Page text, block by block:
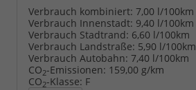
Verbrauch kombiniert: 7,00 l/100km
Verbrauch Innenstadt: 9,40 l/100km
Verbrauch Stadtrand: 6,60 l/100km
Verbrauch Landstraße: 5,90 l/100km
Verbrauch Autobahn: 7,40 l/100km
CO2-Emissionen: 159,00 g/km
CO2-Klasse: F